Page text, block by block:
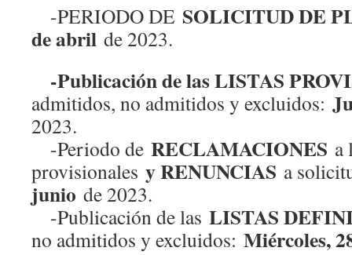
-PERIODO DE SOLICITUD DE
de abril de 2023.
-Publicación de las LISTAS
admitidos, no admitidos y excluidos:
2023.
-Periodo de RECLAMACIONES a
provisionales y RENUNCIAS a
junio de 2023.
-Publicación de las LISTAS
no admitidos y excluidos: Miércoles,